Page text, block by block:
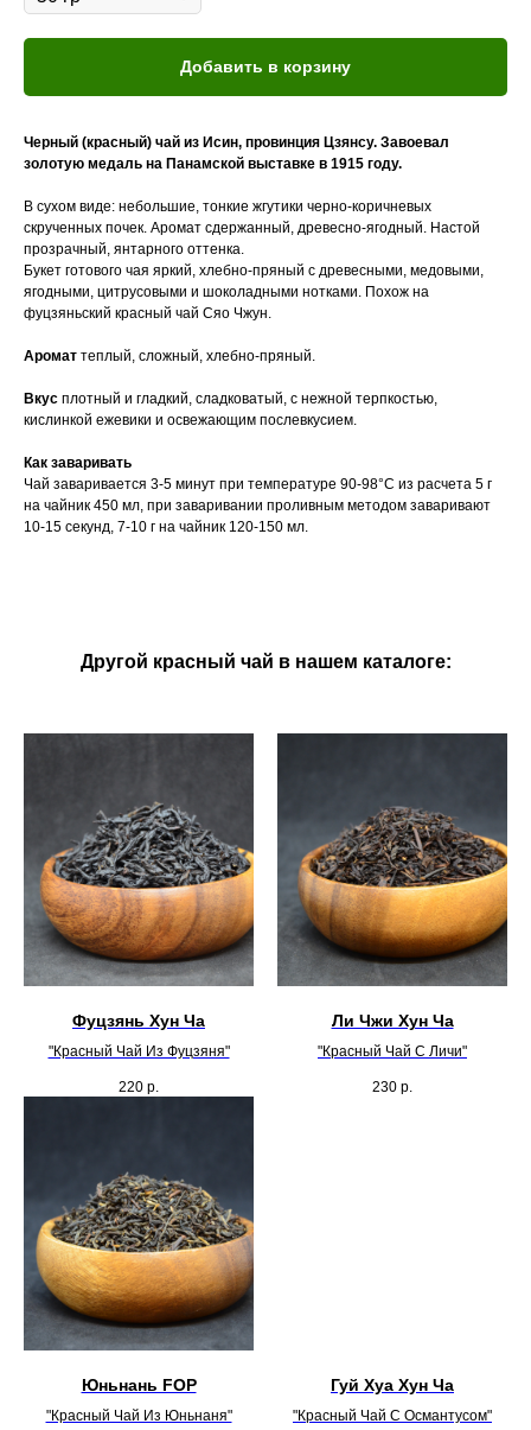
Добавить в корзину
Черный (красный) чай из Исин, провинция Цзянсу. Завоевал
золотую медаль на Панамской выставке в 1915 году.
В сухом виде: небольшие, тонкие жгутики черно-коричневых
скрученных почек. Аромат сдержанный, древесно-ягодный. Настой
прозрачный, янтарного оттенка.
Букет готового чая яркий, хлебно-пряный с древесными, медовыми,
ягодными, цитрусовыми и шоколадными нотками. Похож на
фуцзяньский красный чай Сяо Чжун.
Аромат теплый, сложный, хлебно-пряный.
Вкус плотный и гладкий, сладковатый, с нежной терпкостью,
кислинкой ежевики и освежающим послевкусием.
Как заваривать
Чай заваривается 3-5 минут при температуре 90-98°С из расчета 5 г
на чайник 450 мл, при заваривании проливным методом заваривают
10-15 секунд, 7-10 г на чайник 120-150 мл.
Другой красный чай в нашем каталоге:
Фуцзянь Хун Ча
"Красный Чай Из Фуцзяня"
220 р.
Ли Чжи Хун Ча
"Красный Чай С Личи"
230 р.
Юньнань FOP
"Красный Чай Из Юньнаня"
Гуй Хуа Хун Ча
"Красный Чай С Османтусом"